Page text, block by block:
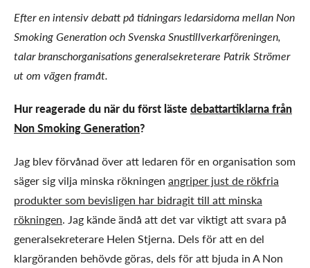
Efter en intensiv debatt på tidningars ledarsidorna mellan Non
Smoking Generation och Svenska Snustillverkarföreningen,
talar branschorganisations generalsekreterare Patrik Strömer
ut om vägen framåt.
Hur reagerade du när du först läste debattartiklarna från
Non Smoking Generation?
Jag blev förvånad över att ledaren för en organisation som
säger sig vilja minska rökningen angriper just de rökfria
produkter som bevisligen har bidragit till att minska
rökningen. Jag kände ändå att det var viktigt att svara på
generalsekreterare Helen Stjerna. Dels för att en del
klargöranden behövde göras, dels för att bjuda in A Non